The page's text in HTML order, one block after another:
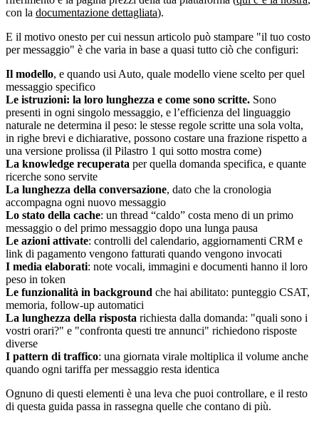
con la documentazione dettagliata).
E il motivo onesto per cui nessun articolo può stampare "il tuo costo
per messaggio" è che varia in base a quasi tutto ciò che configuri:
Il modello, e quando usi Auto, quale modello viene scelto per quel
messaggio specifico
Le istruzioni: la loro lunghezza e come sono scritte. Sono
presenti in ogni singolo messaggio, e l’efficienza del linguaggio
naturale ne determina il peso: le stesse regole scritte una sola volta,
in righe brevi e dichiarative, possono costare una frazione rispetto a
una versione prolissa (il Pilastro 1 qui sotto mostra come)
La knowledge recuperata per quella domanda specifica, e quante
ricerche sono servite
La lunghezza della conversazione, dato che la cronologia
accompagna ogni nuovo messaggio
Lo stato della cache: un thread “caldo” costa meno di un primo
messaggio o del primo messaggio dopo una lunga pausa
Le azioni attivate: controlli del calendario, aggiornamenti CRM e
link di pagamento vengono fatturati quando vengono invocati
I media elaborati: note vocali, immagini e documenti hanno il loro
peso in token
Le funzionalità in background che hai abilitato: punteggio CSAT,
memoria, follow-up automatici
La lunghezza della risposta richiesta dalla domanda: "quali sono i
vostri orari?" e "confronta questi tre annunci" richiedono risposte
diverse
I pattern di traffico: una giornata virale moltiplica il volume anche
quando ogni tariffa per messaggio resta identica
Ognuno di questi elementi è una leva che puoi controllare, e il resto
di questa guida passa in rassegna quelle che contano di più.